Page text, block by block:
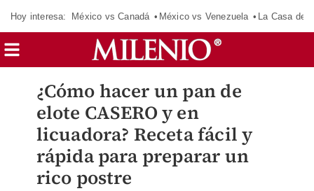
Hoy interesa: México vs Canadá México vs Venezuela La Casa de
¿Cómo hacer un pan de
elote CASERO y en
licuadora? Receta fácil y
rápida para preparar un
rico postre